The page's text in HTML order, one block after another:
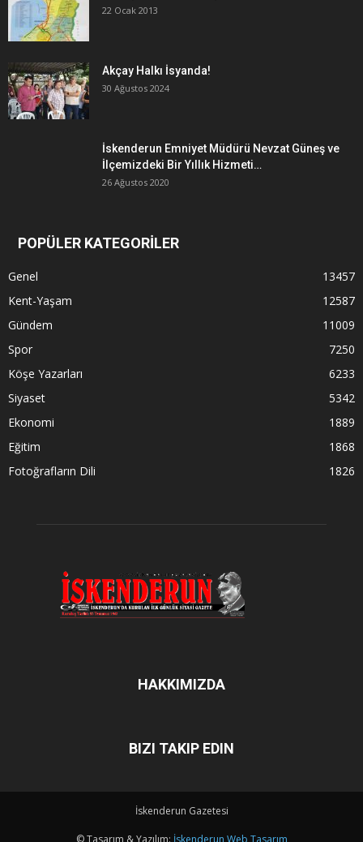
22 Ocak 2013
Akçay Halkı İsyanda!
30 Ağustos 2024
İskenderun Emniyet Müdürü Nevzat Güneş ve
İlçemizdeki Bir Yıllık Hizmeti…
26 Ağustos 2020
POPÜLER KATEGORİLER
Genel
13457
Kent-Yaşam
12587
Gündem
11009
Spor
7250
Köşe Yazarları
6233
Siyaset
5342
Ekonomi
1889
Eğitim
1868
Fotoğrafların Dili
1826
HAKKIMIZDA
BIZI TAKIP EDIN
İskenderun Gazetesi